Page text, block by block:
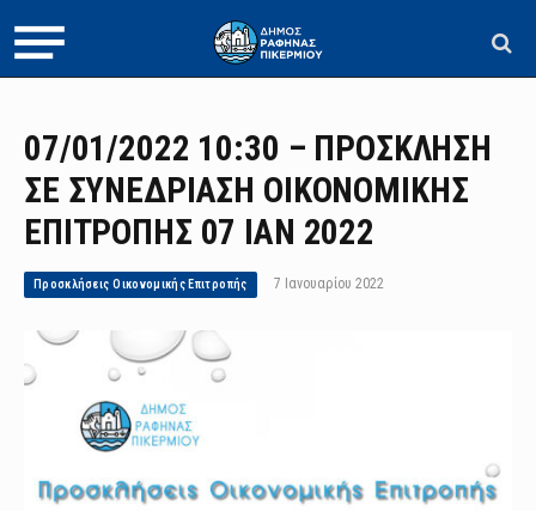
07/01/2022 10:30 – ΠΡΟΣΚΛΗΣΗ
ΣΕ ΣΥΝΕΔΡΙΑΣΗ ΟΙΚΟΝΟΜΙΚΗΣ
ΕΠΙΤΡΟΠΗΣ 07 ΙΑΝ 2022
Προσκλήσεις Οικονομικής Επιτροπής 7 Ιανουαρίου 2022